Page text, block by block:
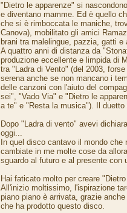
"Dietro le apparenze" si
e diventano mamme. Ed è quello
che si è rimboccata le maniche,
Canova), mobilitato gli amici
brani tra malelingue, pazzia, gatti e
A quattro anni di distanza da
produzione eccellente e limpida di
tra "Ladra di Vento" (del 2003,
serena anche se non mancano i
delle canzoni con l'aiuto del
sei", "Vado Via" e "Dietro le
a te" e "Resta la musica"). Il
Dopo "Ladra di vento" avevi
oggi...
In quel disco cantavo il mondo
cambiate in me molte cose da
sguardo al futuro e al presente con
Hai faticato molto per creare
All'inizio moltissimo, l'ispirazione
piano piano è arrivata, grazie
che ha prodotto questo disco.